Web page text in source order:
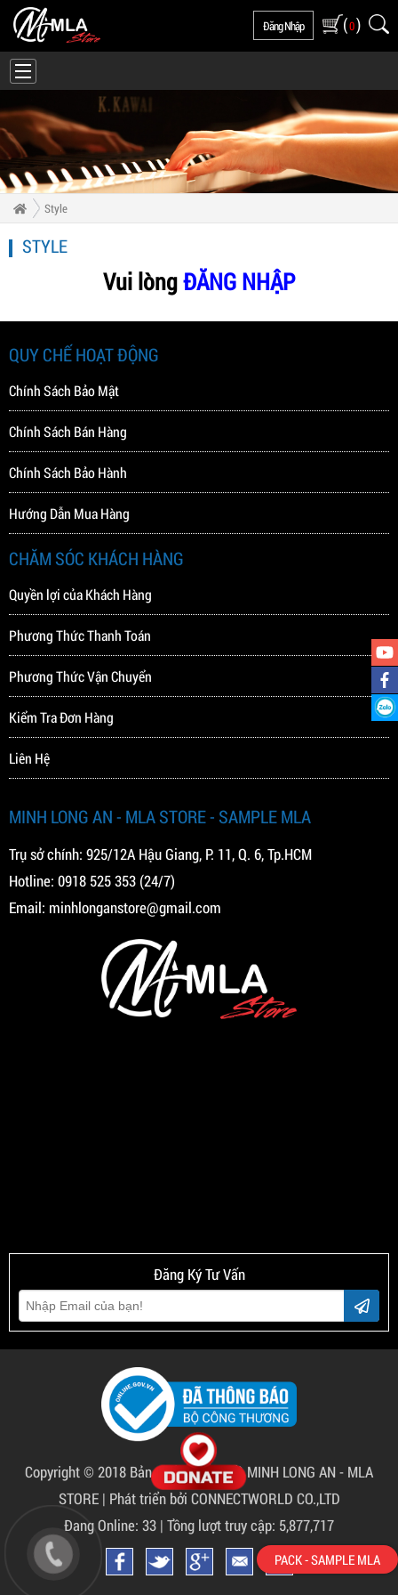
Đăng Nhập (0)
Style
STYLE
Vui lòngĐĂNG NHẬP
QUY CHẾ HOẠT ĐỘNG
Chính Sách Bảo Mật
Chính Sách Bán Hàng
Chính Sách Bảo Hành
Hướng Dẫn Mua Hàng
CHĂM SÓC KHÁCH HÀNG
Quyền lợi của Khách Hàng
Phương Thức Thanh Toán
Phương Thức Vận Chuyển
Kiểm Tra Đơn Hàng
Liên Hệ
MINH LONG AN - MLA STORE - SAMPLE MLA
Trụ sở chính: 925/12A Hậu Giang, P. 11, Q. 6, Tp.HCM
Hotline: 0918 525 353 (24/7)
Email: minhlonganstore@gmail.com
Đăng Ký Tư Vấn
Copyright © 2018 Bản quyền thuộc vềMINH LONG AN - MLA
STORE | Phát triển bởi CONNECTWORLD CO.,LTD
Đang Online: 33 | Tồng lượt truy cập: 5,877,717
PACK - SAMPLE MLA